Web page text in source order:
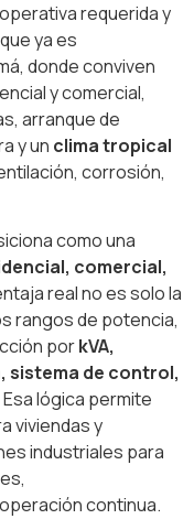
requerida y
ya es
donde conviven
y comercial,
arranque de
y un clima tropical
corrosión,
como una
comercial,
real no es solo la
rangos de potencia,
porkVA,
sistema de control,
Esa lógica permite
viviendas y
industriales para
continua.